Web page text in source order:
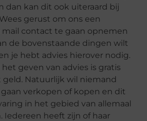
dan kan dit ook uiteraard bij
gerust om ons een
mail contact te gaan opnemen
de bovenstaande dingen wilt
je hebt advies hierover nodig.
geven van advies is gratis
geld. Natuurlijk wil niemand
verkopen of kopen en dit
in het gebied van allemaal
Iedereen heeft zijn of haar